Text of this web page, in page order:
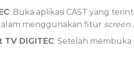
: Buka aplikasi CAST yang
menggunakan fitur screen
DIGITEC: Setelah membuka